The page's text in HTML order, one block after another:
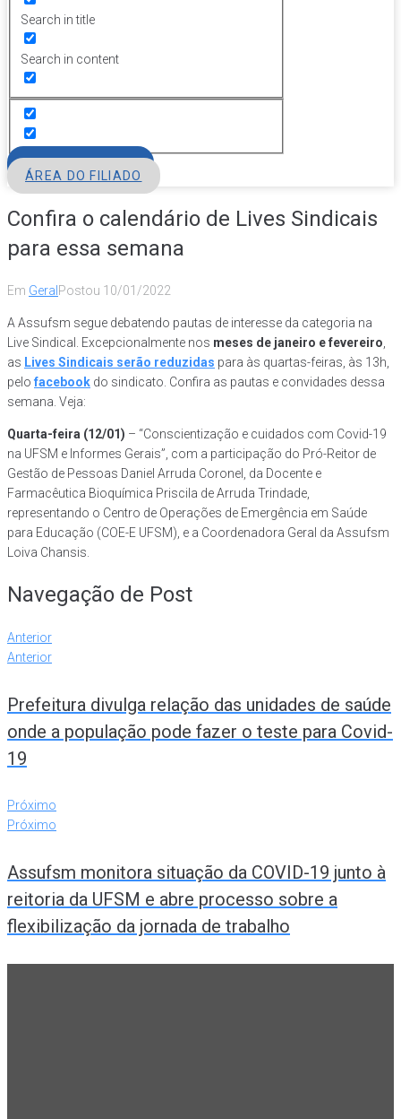
Search in title
Search in content
ÁREA DO FILIADO
Confira o calendário de Lives Sindicais
para essa semana
Em Geral Postou 10/01/2022
A Assufsm segue debatendo pautas de interesse da categoria na
Live Sindical. Excepcionalmente nos meses de janeiro e fevereiro,
as Lives Sindicais serão reduzidas para às quartas-feiras, às 13h,
pelo facebook do sindicato. Confira as pautas e convidades dessa
semana. Veja:
Quarta-feira (12/01) – “Conscientização e cuidados com Covid-19
na UFSM e Informes Gerais”, com a participação do Pró-Reitor de
Gestão de Pessoas Daniel Arruda Coronel, da Docente e
Farmacêutica Bioquímica Priscila de Arruda Trindade,
representando o Centro de Operações de Emergência em Saúde
para Educação (COE-E UFSM), e a Coordenadora Geral da Assufsm
Loiva Chansis.
Navegação de Post
Anterior
Anterior
Prefeitura divulga relação das unidades de saúde
onde a população pode fazer o teste para Covid-
19
Próximo
Próximo
Assufsm monitora situação da COVID-19 junto à
reitoria da UFSM e abre processo sobre a
flexibilização da jornada de trabalho